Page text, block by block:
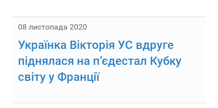
08 листопада 2020
Українка Вікторія УС вдруге
піднялася на п’єдестал Кубку
світу у Франції